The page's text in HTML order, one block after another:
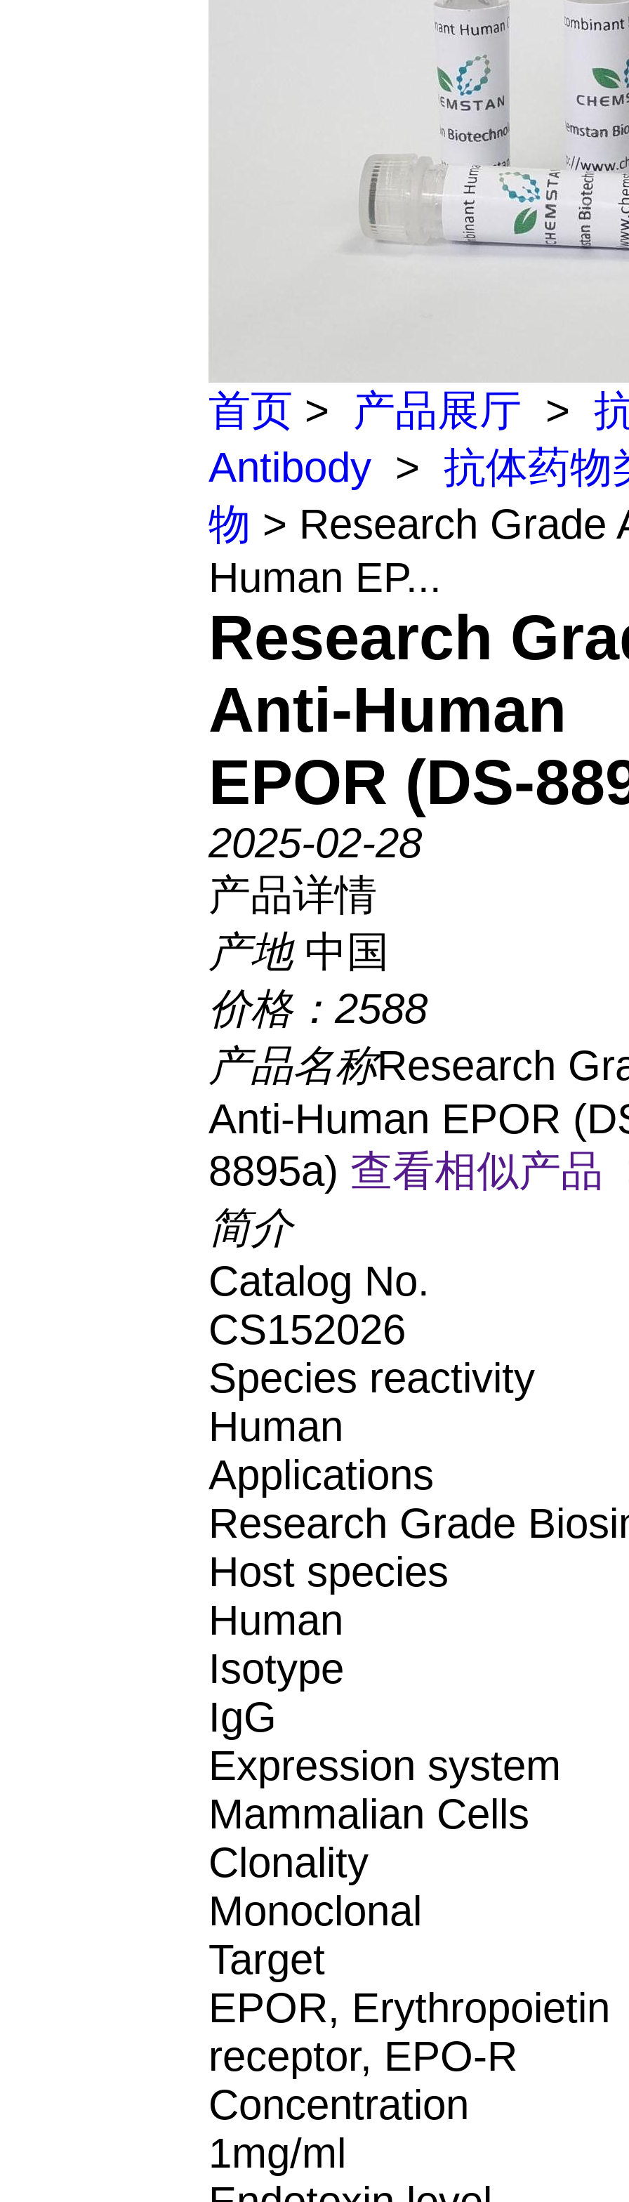
首页 > 产品展厅 >
Antibody > 抗体药物
物 > Research Grade
Human EP...
Research
Anti-Human
EPOR (DS-
2025-02-28
产品详情
产地 中国
价格： 2588
产品名称Research
Anti-Human EPOR
8895a) 查看相似产品
简介
Catalog No.
CS152026
Species reactivity
Human
Applications
Research Grade
Host species
Human
Isotype
IgG
Expression system
Mammalian Cells
Clonality
Monoclonal
Target
EPOR, Erythropoietin
receptor, EPO-R
Concentration
1mg/ml